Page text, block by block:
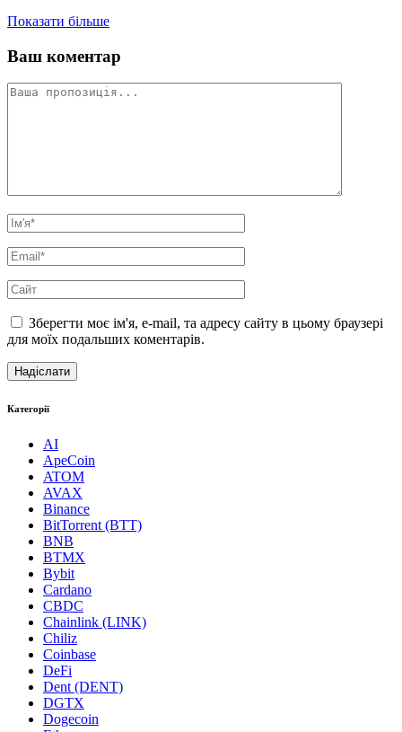
Показати більше
Ваш коментар
Зберегти моє ім'я, e-mail, та адресу сайту в цьому браузері
для моїх подальших коментарів.
Категорії
AI
ApeCoin
ATOM
AVAX
Binance
BitTorrent (BTT)
BNB
BTMX
Bybit
Cardano
CBDC
Chainlink (LINK)
Chiliz
Coinbase
DeFi
Dent (DENT)
DGTX
Dogecoin